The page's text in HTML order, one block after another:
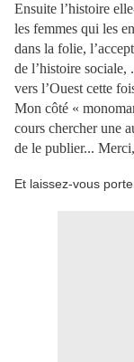
Ensuite l’histoire
les femmes qui les
dans la folie,
de l’histoire sociale,
vers l’Ouest cette
Mon côté «
cours chercher une
de le publier...
Et laissez-vous